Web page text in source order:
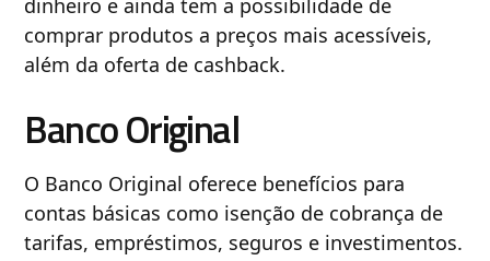
dinheiro e ainda tem a possibilidade de
comprar produtos a preços mais acessíveis,
além da oferta de cashback.
Banco Original
O Banco Original oferece benefícios para
contas básicas como isenção de cobrança de
tarifas, empréstimos, seguros e investimentos.